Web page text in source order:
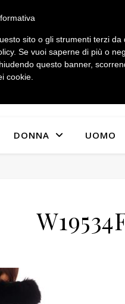
DONNA UOMO
sito o gli strumenti terzi
Se vuoi saperne di più o
questo banner,
cookie.